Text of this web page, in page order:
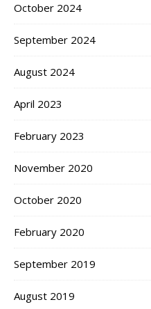
October 2024
September 2024
August 2024
April 2023
February 2023
November 2020
October 2020
February 2020
September 2019
August 2019